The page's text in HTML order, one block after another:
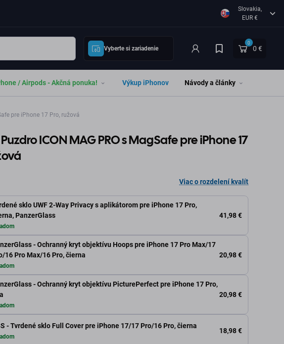
Slovakia,
EUR €
Vyberte si zariadenie
0
0 €
/ Airpods - Akčná ponuka! Výkup iPhonov Návody a články
pre iPhone 17 Pro, ružová
Puzdro ICON MAG PRO s MagSafe pre iPhone 17
Viac o rozdelení kvalít
sklo UWF 2-Way Privacy s aplikátorom pre iPhone 17 Pro,
PanzerGlass
41,98 €
- Ochranný kryt objektívu Hoops pre iPhone 17 Pro Max/17
16 Pro Max/16 Pro, čierna
20,98 €
- Ochranný kryt objektívu PicturePerfect pre iPhone 17 Pro,
20,98 €
- Tvrdené sklo Full Cover pre iPhone 17/17 Pro/16 Pro, čierna
18,98 €